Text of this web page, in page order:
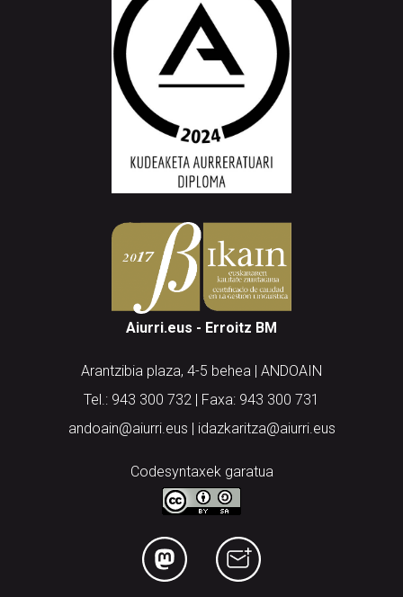
Aiurri.eus - Erroitz BM
Arantzibia plaza, 4-5 behea | ANDOAIN
Tel.: 943 300 732 | Faxa: 943 300 731
andoain@aiurri.eus | idazkaritza@aiurri.eus
Codesyntaxek garatua